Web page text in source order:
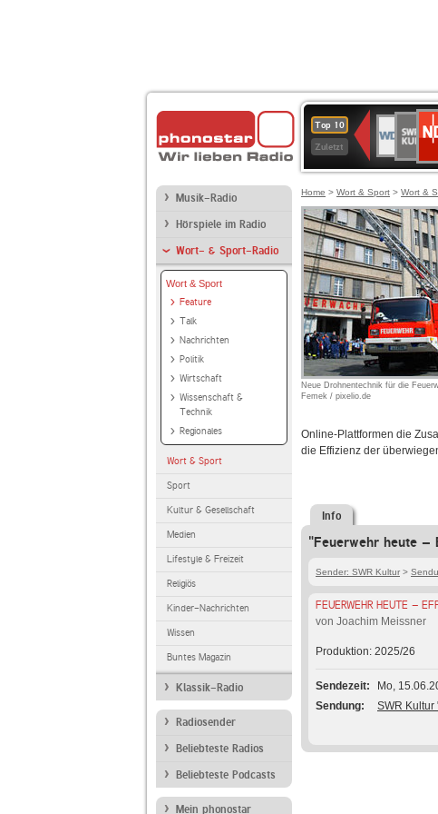
Top 10
Zuletzt
4
BR-
2
Kultur
2
Musik-Radio
Hörspiele im Radio
Wort- & Sport-Radio
Wort & Sport
Feature
Talk
Nachrichten
Politik
Wirtschaft
Wissenschaft &
Technik
Regionales
Wort & Sport
Sport
Kultur & Gesellschaft
Medien
Lifestyle & Freizeit
Religiös
Kinder-Nachrichten
Wissen
Buntes Magazin
Klassik-Radio
Radiosender
Beliebteste Radios
Beliebteste Podcasts
Mein phonostar
Home > Wort & Sport > Wort &
Neue Drohnentechnik für die
Femek / pixelio.de
Online-Plattformen die
die Effizienz der
Info
"Feuerwehr heute –
Sender: SWR Kultur >
FEUERWEHR HEUTE –
von Joachim Meissner
Produktion: 2025/26
Sendezeit
Mo,
Sendung
SWR Kultur